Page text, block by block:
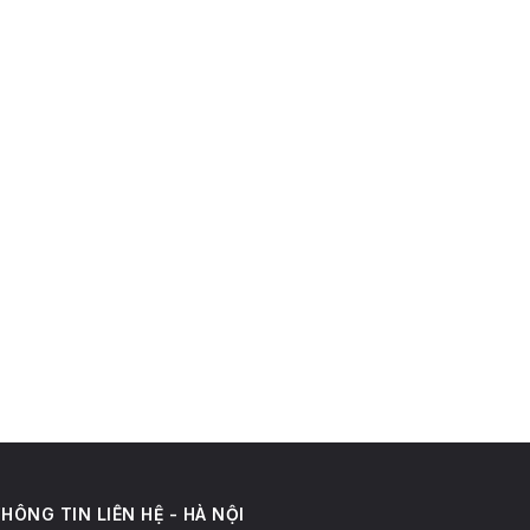
TIN LIÊN HỆ - HÀ NỘI